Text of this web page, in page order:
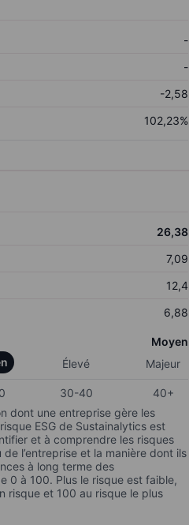
-
-
-2,58
102,23%
26,38
7,09
12,4
6,88
Moyen
Élevé Majeur
30-40
40+
dont une entreprise gère les
ESG de Sustainalytics est
et à comprendre les risques
l’entreprise et la manière dont ils
à long terme des
0 à 100. Plus le risque est faible,
risque et 100 au risque le plus